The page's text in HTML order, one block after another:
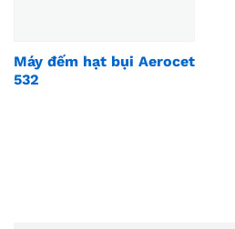
Máy đếm hạt bụi Aerocet
532